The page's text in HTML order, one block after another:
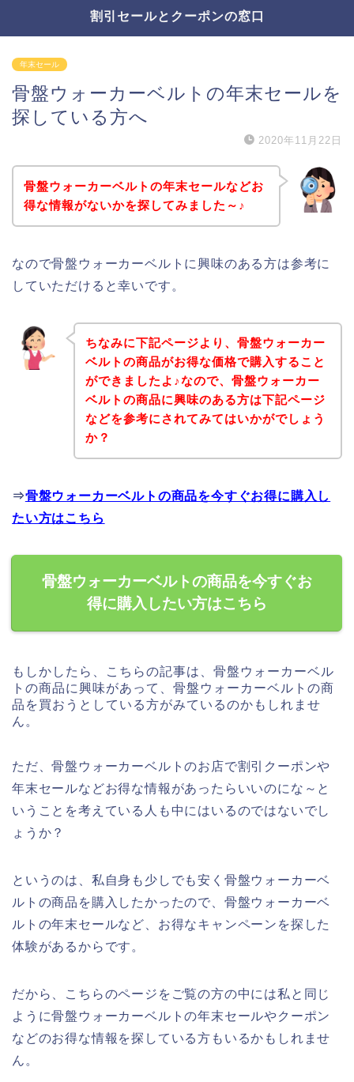
割引セールとクーポンの窓口
年末セール
骨盤ウォーカーベルトの年末セールを
探している方へ
2020年11月22日
骨盤ウォーカーベルトの年末セールなどお
得な情報がないかを探してみました～♪
なので骨盤ウォーカーベルトに興味のある方は参考に
していただけると幸いです。
ちなみに下記ページより、骨盤ウォーカー
ベルトの商品がお得な価格で購入すること
ができましたよ♪なので、骨盤ウォーカー
ベルトの商品に興味のある方は下記ページ
などを参考にされてみてはいかがでしょう
か？
⇒骨盤ウォーカーベルトの商品を今すぐお得に購入し
たい方はこちら
骨盤ウォーカーベルトの商品を今すぐお
得に購入したい方はこちら
もしかしたら、こちらの記事は、骨盤ウォーカーベル
トの商品に興味があって、骨盤ウォーカーベルトの商
品を買おうとしている方がみているのかもしれませ
ん。
ただ、骨盤ウォーカーベルトのお店で割引クーポンや
年末セールなどお得な情報があったらいいのにな～と
いうことを考えている人も中にはいるのではないでし
ょうか？
というのは、私自身も少しでも安く骨盤ウォーカーベ
ルトの商品を購入したかったので、骨盤ウォーカーベ
ルトの年末セールなど、お得なキャンペーンを探した
体験があるからです。
だから、こちらのページをご覧の方の中には私と同じ
ように骨盤ウォーカーベルトの年末セールやクーポン
などのお得な情報を探している方もいるかもしれませ
ん。